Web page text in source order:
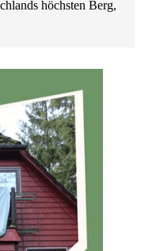
höchsten Berg,